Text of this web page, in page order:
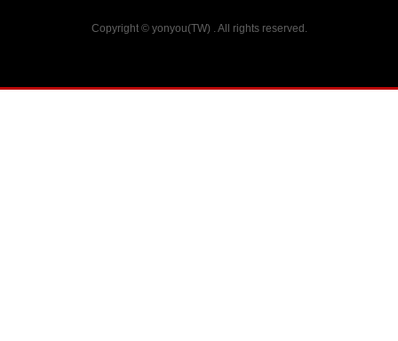
Copyright © yonyou(TW) . All rights reserved.